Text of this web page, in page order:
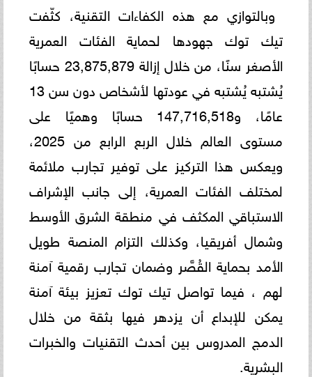
وبالتوازي مع هذه الكفاءات التقنية، كثّفت
تيك توك جهودها لحماية الفئات العمرية
الأصغر سنًا، من خلال إزالة 23,875,879 حسابًا
يُشتبه يُشتبه في عودتها لأشخاص دون سن 13
عامًا، و147,716,518 حسابًا وهميًا على
مستوى العالم خلال الربع الرابع من 2025،
ويعكس هذا التركيز على توفير تجارب ملائمة
لمختلف الفئات العمرية، إلى جانب الإشراف
الاستباقي المكثف في منطقة الشرق الأوسط
وشمال أفريقيا، وكذلك التزام المنصة طويل
الأمد بحماية القُصَّر وضمان تجارب رقمية آمنة
لهم ، فيما تواصل تيك توك تعزيز بيئة آمنة
يمكن للإبداع أن يزدهر فيها بثقة من خلال
الدمج المدروس بين أحدث التقنيات والخبرات
البشرية.